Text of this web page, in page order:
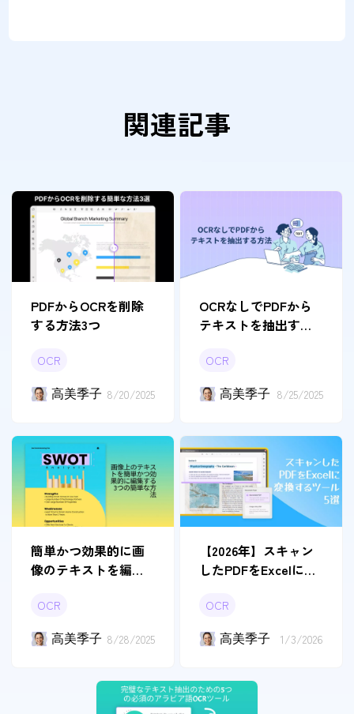
関連記事
PDFからOCRを削除
する方法3つ
OCR
高美季子 8/20/2025
OCRなしでPDFから
テキストを抽出する
OCR
高美季子 8/25/2025
簡単かつ効果的に画
像のテキストを編集
OCR
高美季子 8/28/2025
【2026年】スキャン
したPDFをExcelに変
OCR
高美季子 1/3/2026